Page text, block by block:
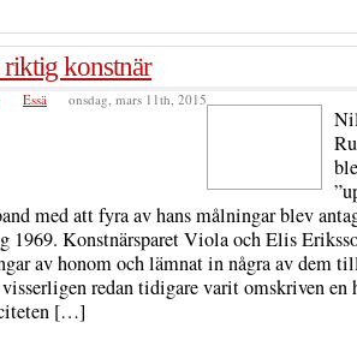
konstnär
Essä onsdag, mars 11th, 2015
med att fyra av hans målningar blev
1969. Konstnärsparet Viola och Elis
av honom och lämnat in några av dem
redan tidigare varit omskriven en
[…]